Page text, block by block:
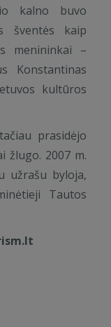
kalno buvo
šventės kaip
menininkai –
Konstantinas
kultūros
prasidėjo
žlugo. 2007 m.
užrašu byloja,
Tautos